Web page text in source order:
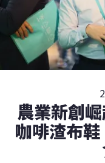
農業新創
咖啡渣布